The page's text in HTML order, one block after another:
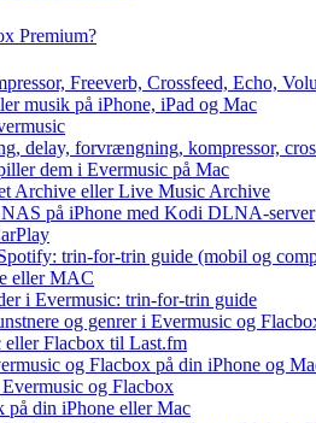
Premium?
Freeverb, Crossfeed, Echo,
musik på iPhone, iPad og Mac
delay, forvrængning, kompressor,
dem i Evermusic på Mac
Archive eller Live Music Archive
på iPhone med Kodi DLNA-server
trin-for-trin guide (mobil og
eller MAC
i Evermusic: trin-for-trin guide
og genrer i Evermusic og
eller Flacbox til Last.fm
og Flacbox på din iPhone og
og Flacbox
på din iPhone eller Mac